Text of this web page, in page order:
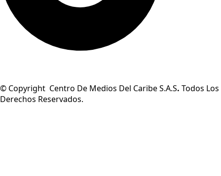
© Copyright Centro De Medios Del Caribe S.A.S. Todos Los
Derechos Reservados.